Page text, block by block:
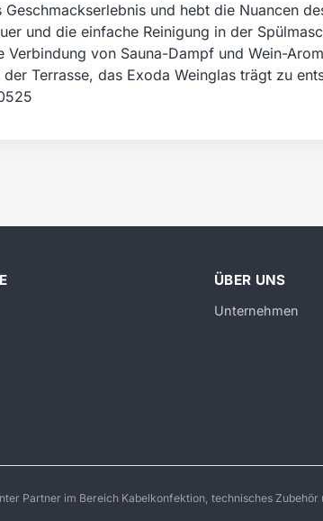
und hebt die Nuancen
und die einfache Reinigung in der
Verbindung von Sauna-Dampf und Wein-
Terrasse, das Exoda Weinglas trägt zu
ÜBER UNS
Unternehmen
Partner im Bereich Kabelkonfektion, technisches